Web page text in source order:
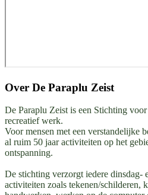
Over De Paraplu Zeist
De Paraplu Zeist is een Stichting
recreatief werk.
Voor mensen met een verstandelijke
al ruim 50 jaar activiteiten op het
ontspanning.
De stichting verzorgt iedere dinsdag-
activiteiten zoals tekenen/schilderen,